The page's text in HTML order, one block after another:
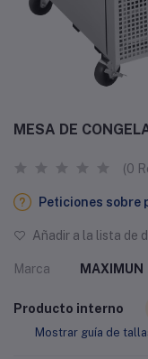
MESA DE
(0
Peticiones sobre
Añadir a la lista de
Marca MAXIMUN
Producto interno
Mostrar guía de